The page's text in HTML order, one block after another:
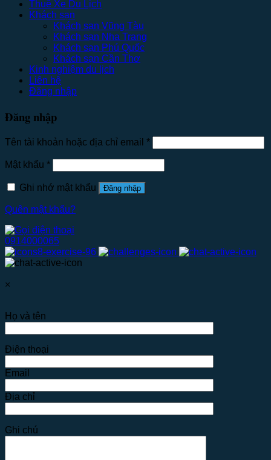
Thuê Xe Du Lịch
Khách sạn
Khách sạn Vũng Tàu
Khách sạn Nha Trang
Khách sạn Phú Quốc
Khách sạn Cần Thơ
Kinh nghiệm du lịch
Liên hệ
Đăng nhập
Đăng nhập
Tên tài khoản hoặc địa chỉ email *
Mật khẩu *
Ghi nhớ mật khẩu Đăng nhập
Quên mật khẩu?
0914000065
×
Họ và tên
Điện thoại
Email
Địa chỉ
Ghi chú